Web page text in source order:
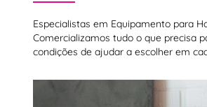
Especialistas em Equipamento para
Comercializamos tudo o que precisa
condições de ajudar a escolher em